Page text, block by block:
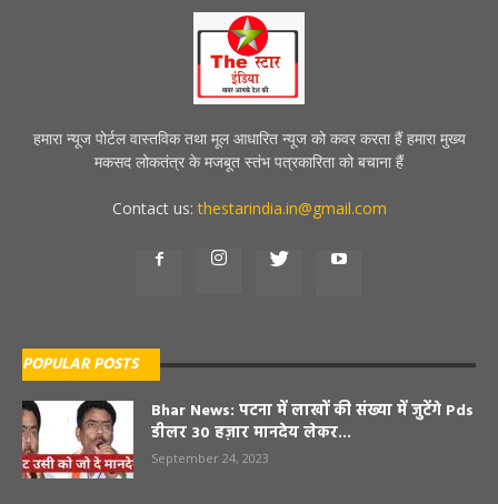
हमारा न्यूज पोर्टल वास्तविक तथा मूल आधारित न्यूज को कवर करता हैं हमारा मुख्य
मकसद लोकतंत्र के मजबूत स्तंभ पत्रकारिता को बचाना हैं
Contact us:thestarindia.in@gmail.com
POPULAR POSTS
Bhar News: पटना में लाखों की संख्या में जुटेंगे Pds
डीलर 30 हज़ार मानदेय लेकर...
September 24, 2023